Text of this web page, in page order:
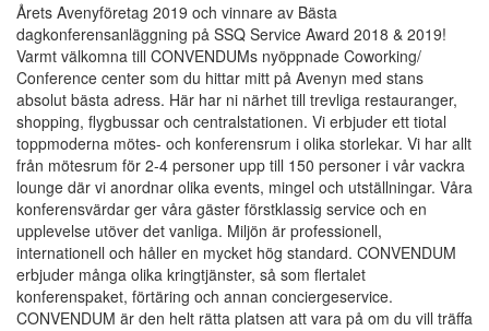
Årets Avenyföretag 2019 och vinnare av Bästa
dagkonferensanläggning på SSQ Service Award 2018 & 2019!
Varmt välkomna till CONVENDUMs nyöppnade Coworking/
Conference center som du hittar mitt på Avenyn med stans
absolut bästa adress. Här har ni närhet till trevliga restauranger,
shopping, flygbussar och centralstationen. Vi erbjuder ett tiotal
toppmoderna mötes- och konferensrum i olika storlekar. Vi har allt
från mötesrum för 2-4 personer upp till 150 personer i vår vackra
lounge där vi anordnar olika events, mingel och utställningar. Våra
konferensvärdar ger våra gäster förstklassig service och en
upplevelse utöver det vanliga. Miljön är professionell,
internationell och håller en mycket hög standard. CONVENDUM
erbjuder många olika kringtjänster, så som flertalet
konferenspaket, förtäring och annan conciergeservice.
CONVENDUM är den helt rätta platsen att vara på om du vill träffa